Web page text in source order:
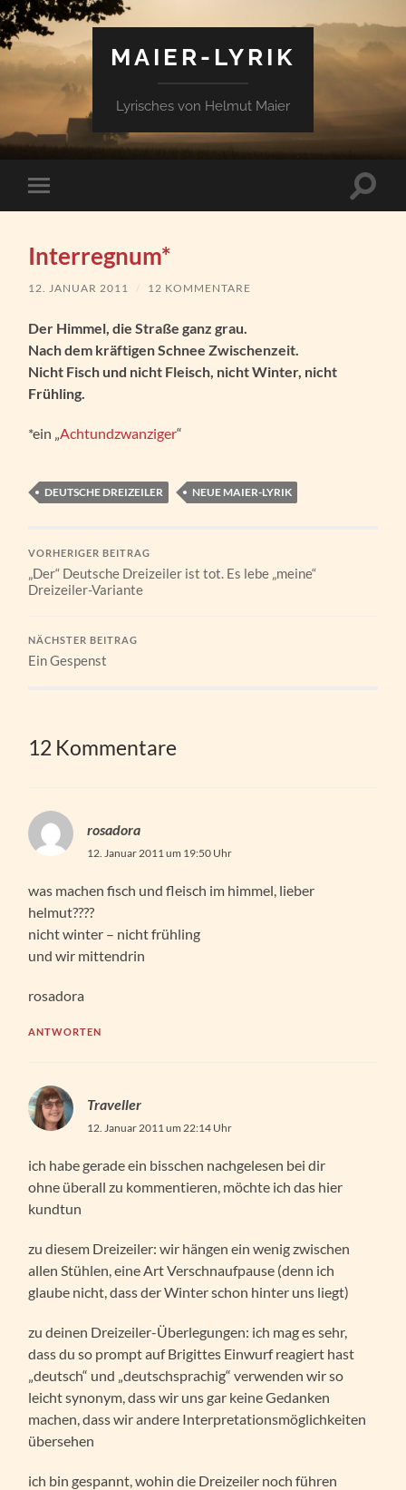
MAIER-LYRIK
Lyrisches von Helmut Maier
Mobile-
Menü
Interregnum*
12. JANUAR 2011 / 12 KOMMENTARE
Der Himmel, die Straße ganz grau.
Nach dem kräftigen Schnee Zwischenzeit.
Nicht Fisch und nicht Fleisch, nicht Winter, nicht
Frühling.
*ein „ Achtundzwanziger“
DEUTSCHE DREIZEILER NEUE MAIER-LYRIK
VORHERIGER BEITRAG
„Der“ Deutsche Dreizeiler ist tot. Es lebe „meine“
Dreizeiler-Variante
NÄCHSTER BEITRAG
Ein Gespenst
12 Kommentare
rosadora
12. Januar 2011 um 19:50 Uhr
was machen fisch und fleisch im himmel, lieber
helmut????
nicht winter – nicht frühling
und wir mittendrin
rosadora
ANTWORTEN
Traveller
12. Januar 2011 um 22:14 Uhr
ich habe gerade ein bisschen nachgelesen bei dir
ohne überall zu kommentieren, möchte ich das hier
kundtun
zu diesem Dreizeiler: wir hängen ein wenig zwischen
allen Stühlen, eine Art Verschnaufpause (denn ich
glaube nicht, dass der Winter schon hinter uns liegt)
zu deinen Dreizeiler-Überlegungen: ich mag es sehr,
dass du so prompt auf Brigittes Einwurf reagiert hast
„deutsch“ und „deutschsprachig“ verwenden wir so
leicht synonym, dass wir uns gar keine Gedanken
machen, dass wir andere Interpretationsmöglichkeiten
übersehen
ich bin gespannt, wohin die Dreizeiler noch führen